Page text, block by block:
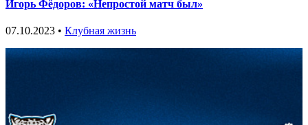
Игорь Фёдоров: «Непростой матч был»
07.10.2023 • Клубная жизнь